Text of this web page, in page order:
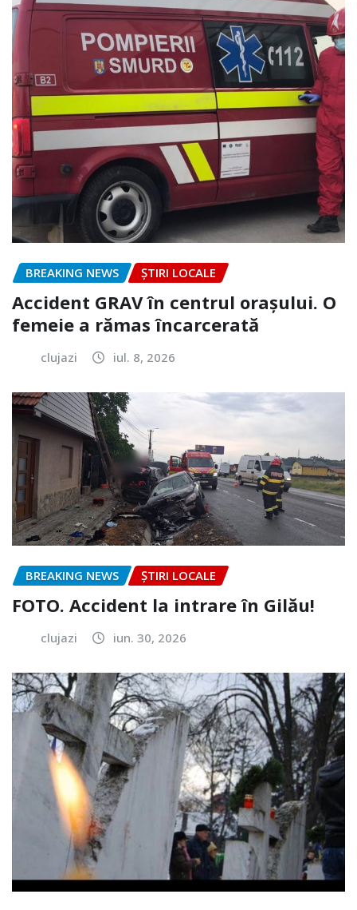
BREAKING NEWS ȘTIRI LOCALE
Accident GRAV în centrul orașului. O
femeie a rămas încarcerată
clujazi iul. 8, 2026
BREAKING NEWS ȘTIRI LOCALE
FOTO. Accident la intrare în Gilău!
clujazi iun. 30, 2026